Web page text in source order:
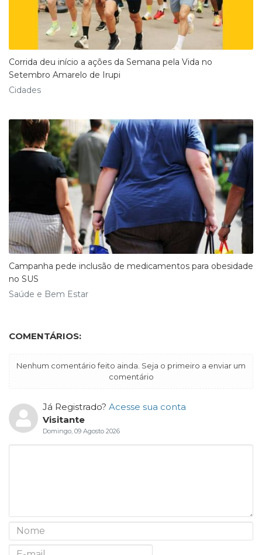
Corrida deu início a ações da Semana pela Vida no
Setembro Amarelo de Irupi
Cidades
Campanha pede inclusão de medicamentos para obesidade
no SUS
Saúde e Bem Estar
COMENTÁRIOS:
Nenhum comentário feito ainda. Seja o primeiro a enviar um
comentário
Já Registrado? Acesse sua conta
Visitante
Domingo, 09 Agosto 2026